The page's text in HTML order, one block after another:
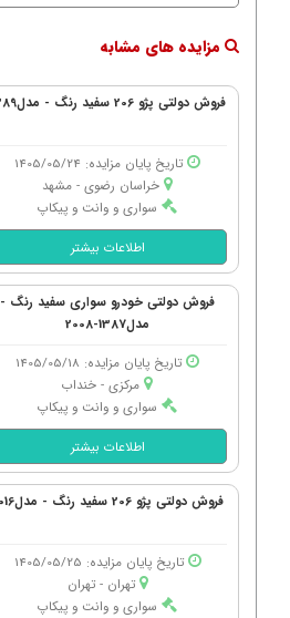
مزایده های مشابه
فروش دولتی پژو 206 سفید رنگ - مدل1389
تاریخ پایان مزایده: 1405/05/24
خراسان رضوی - مشهد
سواری و وانت و پیکاپ
اطلاعات بیشتر
فروش دولتی خودرو سواری سفید رنگ -
مدل1387-2008
تاریخ پایان مزایده: 1405/05/18
مرکزی - خنداب
سواری و وانت و پیکاپ
اطلاعات بیشتر
فروش دولتی پژو 206 سفید رنگ - مدل2016
تاریخ پایان مزایده: 1405/05/25
تهران - تهران
سواری و وانت و پیکاپ